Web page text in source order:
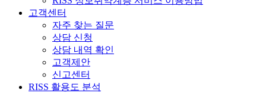
고객센터
자주 찾는 질문
상담 신청
상담 내역 확인
고객제안
신고센터
RISS 활용도 분석